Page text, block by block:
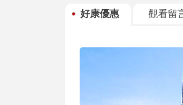
好康優惠 觀看留